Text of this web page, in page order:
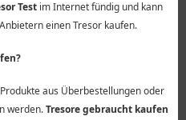
Test im Internet fündig und kann
einen Tresor kaufen.
aus Überbestellungen oder
werden.Tresore gebraucht kaufen